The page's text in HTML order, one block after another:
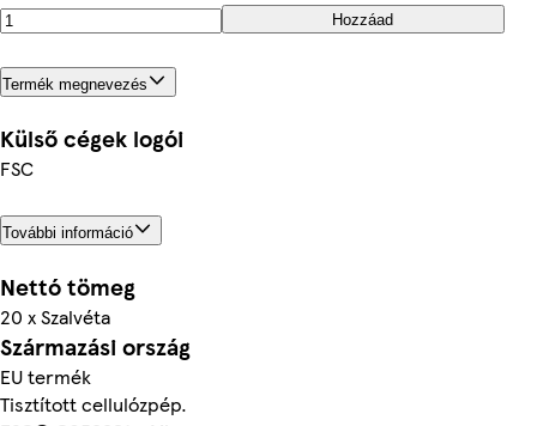
Hozzáad
Termék megnevezés
Külső cégek logói
FSC
További információ
Nettó tömeg
20 x Szalvéta
Származási ország
EU termék
Tisztított cellulózpép.